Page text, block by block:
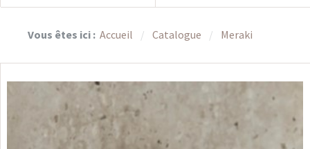
Vous êtes ici : Accueil Catalogue Meraki